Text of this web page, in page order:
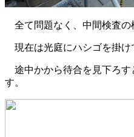
全て問題なく、中間検査の
現在は光庭にハシゴを掛け
途中かから待合を見下ろす
す。